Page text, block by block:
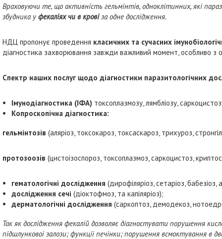
Враховуючи те, що активність гельмінтів, одноклітинних, які
збудника у фекаліях чи в кровіза одне дослідження.
НДЦ пропонує проведення класичних та сучасних
діагностика захворювання завжди важливий момент, особливо з
Спектр наших послуг щодо діагностики паразитологічних
Імунодіагностика (ІФА) токсоплазмозу, лямбліозу,
Копроскопічна діагностика:
гельмінтозів (аляріоз, токсокароз, токсаскароз, трихуроз,
протозоозів (цистоізоспороз, токсоплазмоз, саркоцистоз,
гематологічні дослідження (дирофіляріоз, сетаріоз,
дослідження сечі (діоктофмоз, та капіляріоз);
дерматологічні дослідження (саркоптоз, демодекоз,
Так як дослідження фекалій дозволяє діагностувати порушення
підшлункової залози; функції печінки; порушення всмоктування в